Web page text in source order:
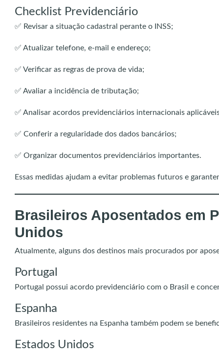
Checklist Previdenciário
✅ Revisar a situação cadastral perante o INSS;
✅ Atualizar telefone, e-mail e endereço;
✅ Verificar as regras de prova de vida;
✅ Avaliar a incidência de tributação;
✅ Analisar acordos previdenciários internacionais
✅ Conferir a regularidade dos dados bancários;
✅ Organizar documentos previdenciários importantes.
Essas medidas ajudam a evitar problemas futuros e
Brasileiros Aposentados em
Unidos
Atualmente, alguns dos destinos mais procurados por
Portugal
Portugal possui acordo previdenciário com o Brasil e
Espanha
Brasileiros residentes na Espanha também podem se
Estados Unidos